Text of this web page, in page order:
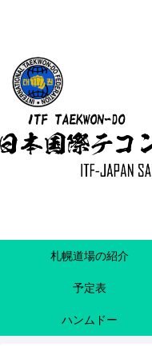
札幌道場の紹介
予定表
ハンムドー